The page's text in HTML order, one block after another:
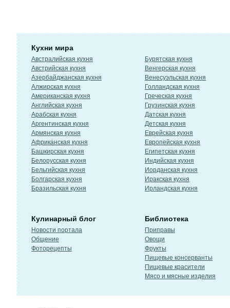
Кухни мира
Австралийская кухня
Австрийская кухня
Азербайджанская кухня
Алжирская кухня
Американская кухня
Английская кухня
Арабская кухня
Аргентинская кухня
Армянская кухня
Африканская кухня
Башкирская кухня
Белорусская кухня
Бельгийская кухня
Болгарская кухня
Бразильская кухня
Бурятская кухня
Венгерская кухня
Венесуэльская кухня
Голландская кухня
Греческая кухня
Грузинская кухня
Датская кухня
Детская кухня
Еврейская кухня
Европейская кухня
Египетская кухня
Индийская кухня
Иорданская кухня
Иракская кухня
Ирландская кухня
Кулинарный блог
Новости портала
Общение
Фоторецепты
Библиотека
Приправы
Овощи
Фрукты
Пищевые консерванты
Пищевые красители
Мясо и мясные изделия